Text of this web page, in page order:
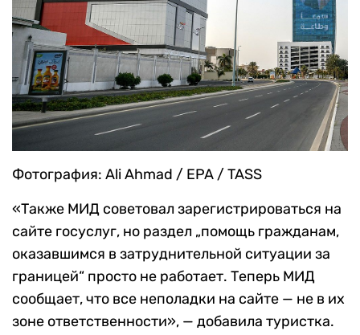
Фотография: Ali Ahmad / EPA / TASS
«Также МИД советовал зарегистрироваться на
сайте госуслуг, но раздел „помощь гражданам,
оказавшимся в затруднительной ситуации за
границей“ просто не работает. Теперь МИД
сообщает, что все неполадки на сайте — не в их
зоне ответственности», — добавила туристка.